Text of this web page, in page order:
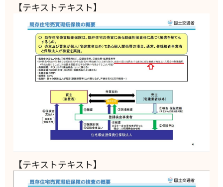
【テキストテキスト】
【テキストテキスト】